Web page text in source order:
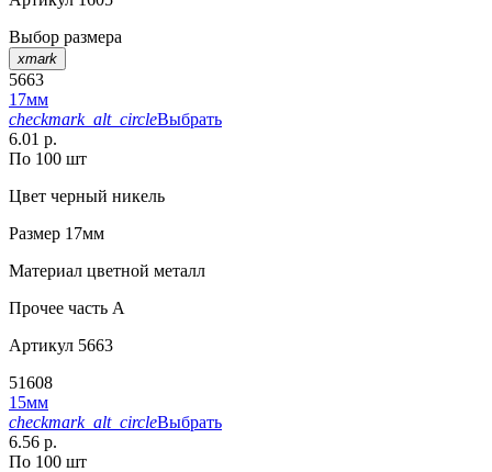
Выбор размера
xmark
5663
17мм
checkmark_alt_circleВыбрать
6.01 р.
По 100 шт
Цвет черный никель
Размер 17мм
Материал цветной металл
Прочее часть A
Артикул 5663
51608
15мм
checkmark_alt_circleВыбрать
6.56 р.
По 100 шт